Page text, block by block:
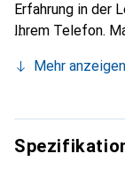
Erfahrung in der
Ihrem Telefon.
und
Produkte
anspruchsvolle
Mehr anzeigen